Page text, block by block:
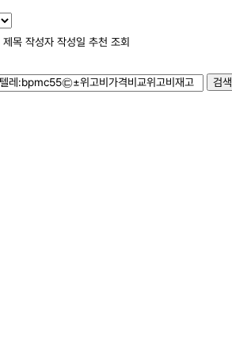
제목 작성자 작성일 추천 조회
검색